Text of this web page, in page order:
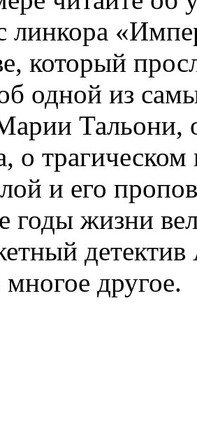
линкора
который
одной из
о трагическом
и его
годы жизни
детектив
другое.